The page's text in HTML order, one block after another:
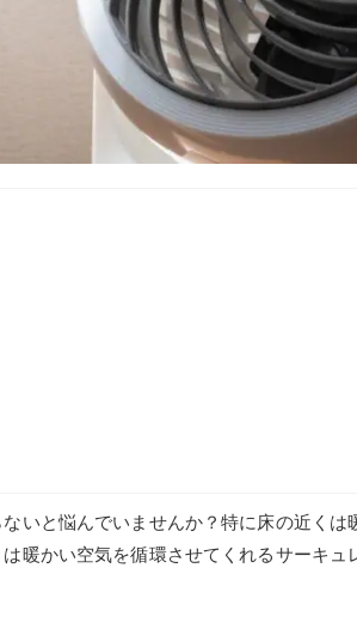
いと悩んでいませんか？特に床の近くは
暖かい空気を循環させてくれるサーキュ